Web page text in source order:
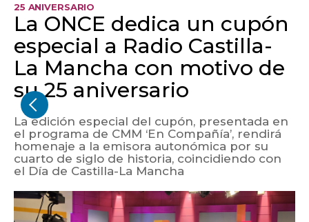
25 ANIVERSARIO
La ONCE dedica un cupón
especial a Radio Castilla-
La Mancha con motivo de
su 25 aniversario
La edición especial del cupón, presentada en
el programa de CMM ‘En Compañía’, rendirá
homenaje a la emisora autonómica por su
cuarto de siglo de historia, coincidiendo con
el Día de Castilla-La Mancha